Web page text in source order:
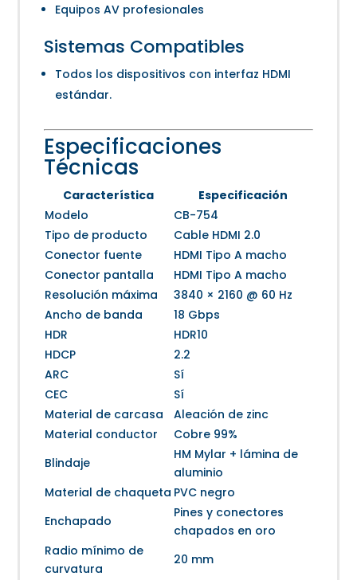
Equipos AV profesionales
Sistemas Compatibles
Todos los dispositivos con interfaz HDMI
estándar.
Especificaciones
Técnicas
Característica
Especificación
Modelo
CB-754
Tipo de producto
Cable HDMI 2.0
Conector fuente
HDMI Tipo A macho
Conector pantalla
HDMI Tipo A macho
Resolución máxima
3840 × 2160 @ 60 Hz
Ancho de banda
18 Gbps
HDR
HDR10
HDCP
2.2
ARC
Sí
CEC
Sí
Material de carcasa
Aleación de zinc
Material conductor
Cobre 99%
Blindaje
HM Mylar + lámina de
aluminio
Material de chaqueta PVC negro
Enchapado
Pines y conectores
chapados en oro
Radio mínimo de
curvatura
20 mm